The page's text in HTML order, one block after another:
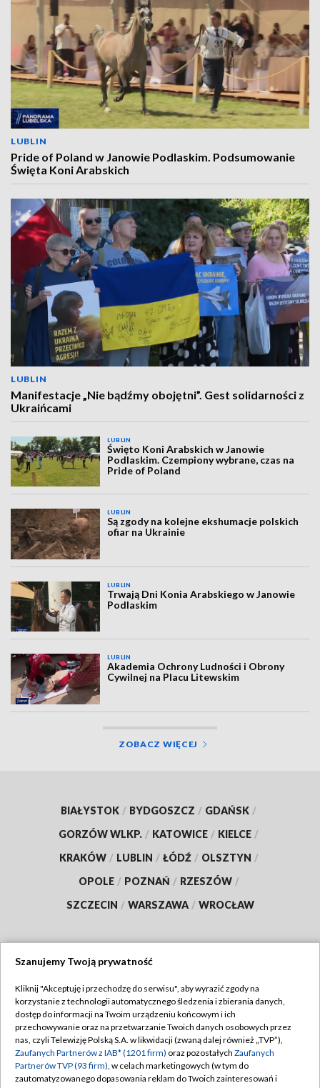
LUBLIN
Pride of Poland w Janowie Podlaskim. Podsumowanie
Święta Koni Arabskich
LUBLIN
Manifestacje „Nie bądźmy obojętni”. Gest solidarności z
Ukraińcami
LUBLIN
Święto Koni Arabskich w Janowie
Podlaskim. Czempiony wybrane, czas na
Pride of Poland
LUBLIN
Są zgody na kolejne ekshumacje polskich
ofiar na Ukrainie
LUBLIN
Trwają Dni Konia Arabskiego w Janowie
Podlaskim
LUBLIN
Akademia Ochrony Ludności i Obrony
Cywilnej na Placu Litewskim
ZOBACZ WIĘCEJ
BIAŁYSTOK / BYDGOSZCZ / GDAŃSK /
GORZÓW WLKP. / KATOWICE / KIELCE /
KRAKÓW / LUBLIN / ŁÓDŹ / OLSZTYN /
OPOLE / POZNAŃ / RZESZÓW /
SZCZECIN / WARSZAWA / WROCŁAW
TVP
Abonament TVP
Emisja w TVP
Centrum informacji TVP
Regulamin TVP
Polityka prywatności
Moje zgody
Szanujemy Twoją prywatność
Kliknij "Akceptuję i przechodzę do serwisu", aby wyrazić zgody na
korzystanie z technologii automatycznego śledzenia i zbierania danych,
dostęp do informacji na Twoim urządzeniu końcowym i ich
przechowywanie oraz na przetwarzanie Twoich danych osobowych przez
nas, czyli Telewizję Polską S.A. w likwidacji (zwaną dalej również „TVP”),
Zaufanych Partnerów z IAB* (1201 firm) oraz pozostałych Zaufanych
Partnerów TVP (93 firm), w celach marketingowych (w tym do
zautomatyzowanego dopasowania reklam do Twoich zainteresowań i